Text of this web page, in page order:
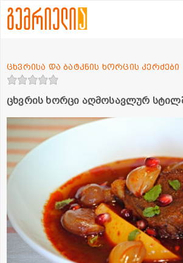
ცხვრის ხორცი აღმოსავლურ
ცხვრისა და ბატკნის ხორცის კერძები